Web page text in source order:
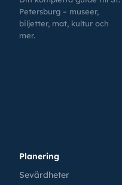
Petersburg – museer,
biljetter, mat, kultur och
mer.
Planering
Sevärdheter